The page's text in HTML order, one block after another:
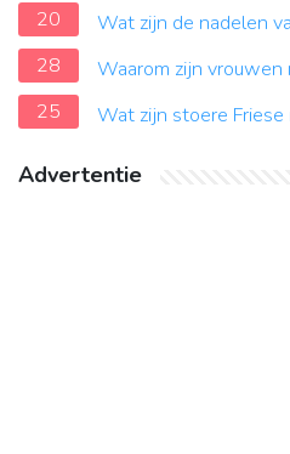
20
Wat zijn de nadelen
28
Waarom zijn vrouwen
25
Wat zijn stoere Friese
Advertentie